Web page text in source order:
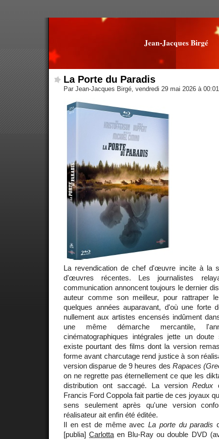
Jean-Jacques Birgé
La Porte du Paradis
Par Jean-Jacques Birgé, vendredi 29 mai 2026 à
La revendication de chef d'œuvre incite à la
d'œuvres récentes. Les journalistes
communication annoncent toujours le dernier
auteur comme son meilleur, pour rattraper
quelques années auparavant, d'où une forte
nullement aux artistes encensés indûment
une même démarche mercantile,
cinématographiques intégrales jette un
existe pourtant des films dont la version
forme avant charcutage rend justice à son
version disparue de 9 heures des Rapaces
on ne regrette pas éternellement ce que les
distribution ont saccagé. La versionRedux
Francis Ford Coppola fait partie de ces joyaux
sens seulement après qu'une version
réalisateur ait enfin été éditée.
Il en est de même avecLa porte du paradis
[publia]Carlotta en Blu-Ray ou double DVD